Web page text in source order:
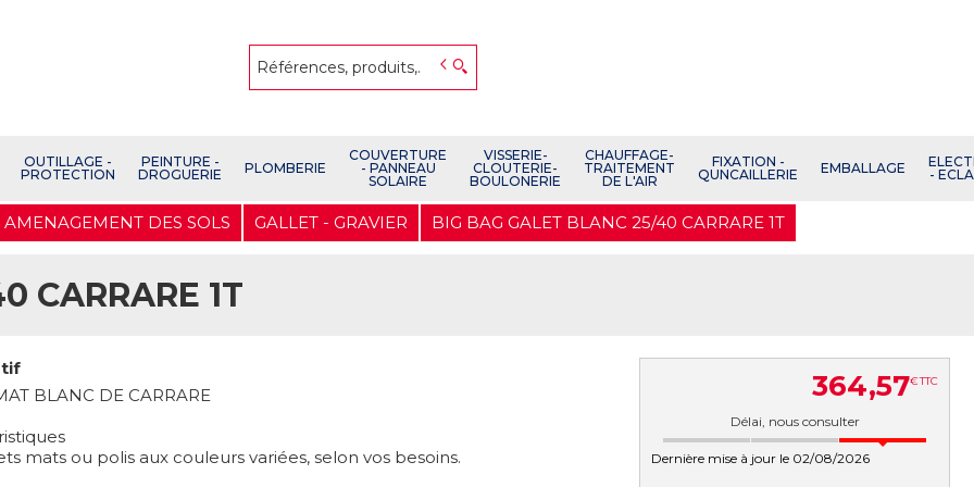
OUTILLAGE -
PROTECTION
PEINTURE -
DROGUERIE
PLOMBERIE
COUVERTURE
- PANNEAU
SOLAIRE
VISSERIE-
CLOUTERIE-
BOULONERIE
CHAUFFAGE-
TRAITEMENT
DE L'AIR
FIXATION -
QUNCAILLERIE
EMBALLAGE
-
AMENAGEMENT DES SOLS GALLET - GRAVIER BIG BAG GALET BLANC 25/40 CARRARE 1T
CARRARE 1T
BLANC DE CARRARE
mats ou polis aux couleurs variées, selon vos besoins.
364,57€TTC
Délai, nous consulter
Dernière mise à jour le 02/08/2026